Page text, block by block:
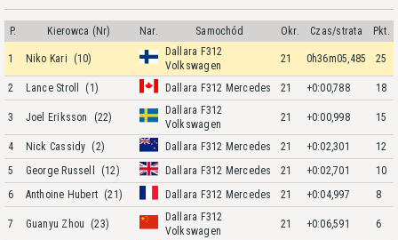
P. Kierowca (Nr) Nar. Samochód Okr. Czas/strata Pkt.
1 Niko Kari (10)
Dallara F312
Volkswagen
21 0h36m05,485 25
2 Lance Stroll (1) Dallara F312 Mercedes 21 +0:00,788 18
3 Joel Eriksson (22)
Dallara F312
Volkswagen
21 +0:00,998 15
4 Nick Cassidy (2) Dallara F312 Mercedes 21 +0:02,301
12
5
George Russell (12) Dallara F312 Mercedes 21 +0:02,701
10
6
Anthoine Hubert (21) Dallara F312 Mercedes 21 +0:04,997 8
7 Guanyu Zhou (23)
Dallara F312
Volkswagen
21 +0:06,591 6